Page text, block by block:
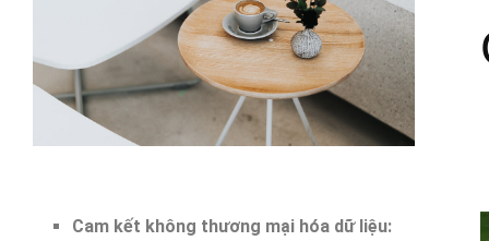
Cam kết không thương mại hóa dữ liệu: